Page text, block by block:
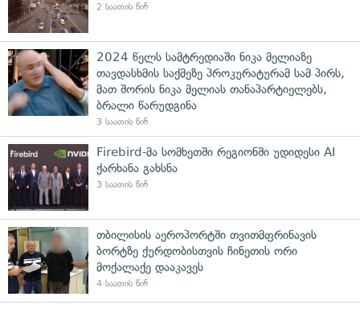
2 საათის წინ
2024 წელს სამტრედიაში ნიკა მელიაზე
თავდასხმის საქმეზე პროკურატურამ სამ პირს,
მათ შორის ნიკა მელიას თანაპარტიელებს,
ბრალი წარუდგინა
3 საათის წინ
Firebird-მა სომხეთში რეგიონში უდიდესი AI
ქარხანა გახსნა
3 საათის წინ
თბილისის აეროპორტში თვითმფრინავის
ბორტზე ქურდობისთვის ჩინეთის ორი
მოქალაქე დააკავეს
4 საათის წინ